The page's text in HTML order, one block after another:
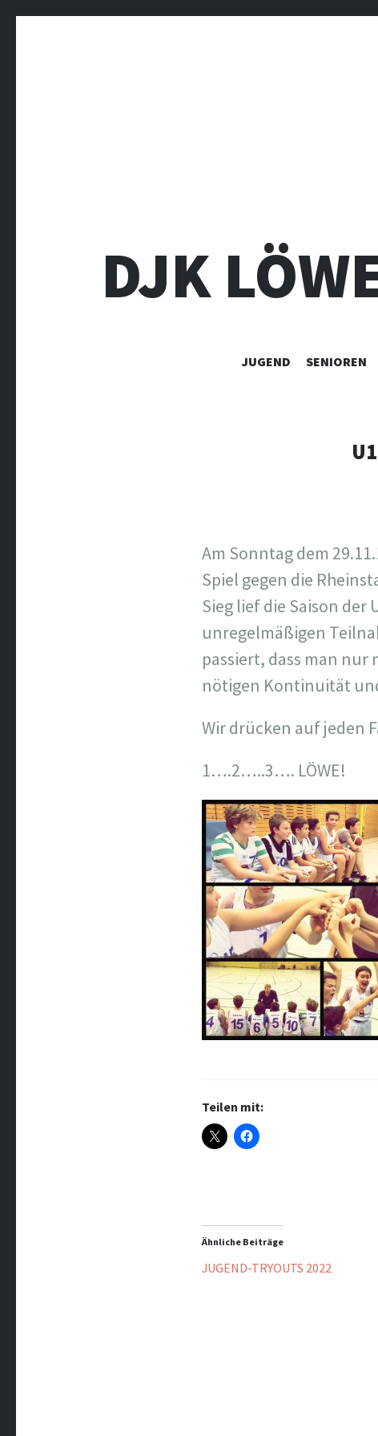
DJK
JUGEND SENIOREN
Am Sonntag dem
Spiel gegen die
Sieg lief die Saison
unregelmäßigen
passiert, dass man nur
nötigen Kontinuität
Wir drücken auf jeden
1….2…..3…. LÖWE!
Teilen mit:
Ähnliche Beiträge
JUGEND-TRYOUTS 2022